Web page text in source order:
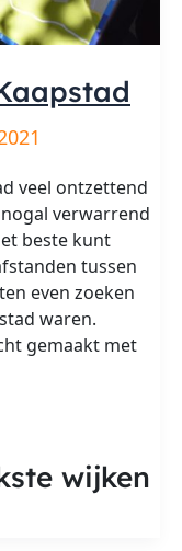
veel ontzettend
verwarrend
beste kunt
tussen
even zoeken
waren.
gemaakt met
wijken